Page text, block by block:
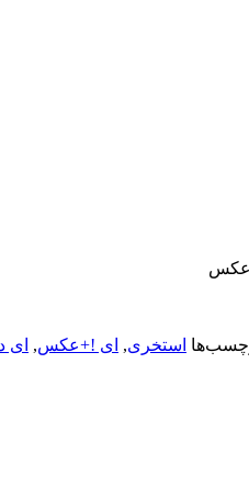
استخری, ای !+عکس, ای